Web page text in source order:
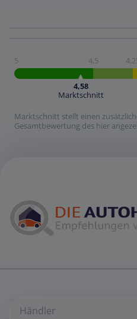
5 4,5
4,58
Marktschnitt
Marktschnitt stellt einen
Gesamtbewertung des hier
Händler